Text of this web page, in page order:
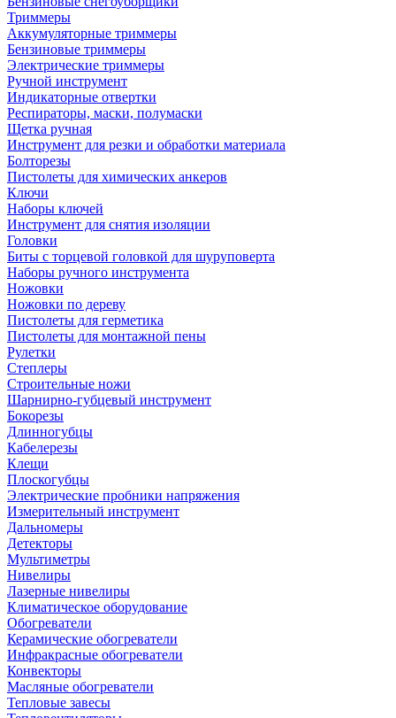
Триммеры
Аккумуляторные триммеры
Бензиновые триммеры
Электрические триммеры
Ручной инструмент
Индикаторные отвертки
Респираторы, маски, полумаски
Щетка ручная
Инструмент для резки и обработки материала
Болторезы
Пистолеты для химических анкеров
Ключи
Наборы ключей
Инструмент для снятия изоляции
Головки
Биты с торцевой головкой для шуруповерта
Наборы ручного инструмента
Ножовки
Ножовки по дереву
Пистолеты для герметика
Пистолеты для монтажной пены
Рулетки
Степлеры
Строительные ножи
Шарнирно-губцевый инструмент
Бокорезы
Длинногубцы
Кабелерезы
Клещи
Плоскогубцы
Электрические пробники напряжения
Измерительный инструмент
Дальномеры
Детекторы
Мультиметры
Нивелиры
Лазерные нивелиры
Климатическое оборудование
Обогреватели
Керамические обогреватели
Инфракрасные обогреватели
Конвекторы
Масляные обогреватели
Тепловые завесы